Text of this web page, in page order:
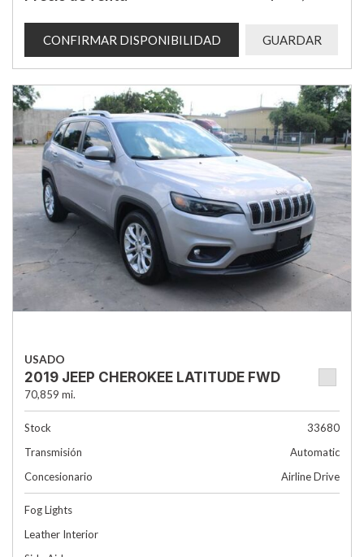
CONFIRMAR DISPONIBILIDAD GUARDAR
USADO
2019 JEEP CHEROKEE LATITUDE FWD
70,859 mi.
Stock
33680
Transmisión
Automatic
Concesionario
Airline Drive
Fog Lights
Leather Interior